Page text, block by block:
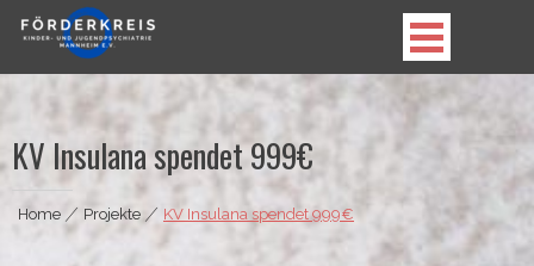
Skip
contentFörderkreis Kinder- und Jugendpsychiatrie
Mannheim e.V.
KV Insulana spendet 999€
Home|Projekte|KV Insulana spendet 999€